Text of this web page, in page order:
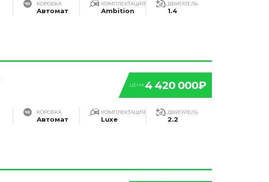
КОРОБКА
Автомат
КОМПЛЕКТАЦИЯ
Ambition
ДВИГАТЕЛЬ
1.4
ЦЕНА4 420 000₽
КОРОБКА
Автомат
КОМПЛЕКТАЦИЯ
Luxe
ДВИГАТЕЛЬ
2.2